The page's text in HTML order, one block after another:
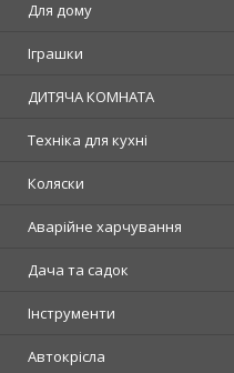
Для дому
Іграшки
ДИТЯЧА КОМНАТА
Техніка для кухні
Коляски
Аварійне харчування
Дача та садок
Інструменти
Автокрісла